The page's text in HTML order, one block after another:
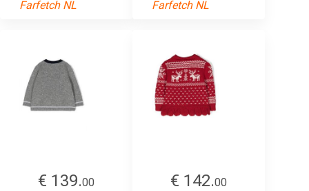
Farfetch NL Farfetch NL
€ 139.00
€ 142.00